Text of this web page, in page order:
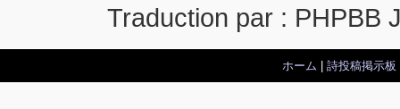
Traduction par : PHPBB
ホーム 詩投稿掲示板